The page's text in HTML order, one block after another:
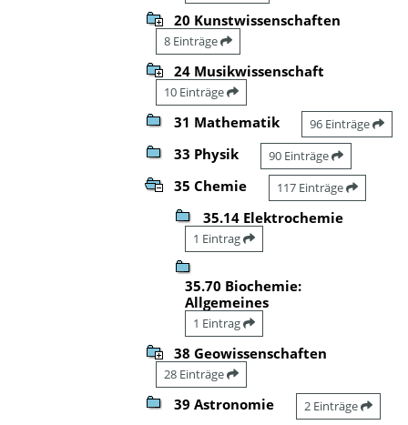
20 Kunstwissenschaften
8 Einträge
24 Musikwissenschaft
10 Einträge
31 Mathematik 96 Einträge
33 Physik 90 Einträge
35 Chemie 117 Einträge
35.14 Elektrochemie
1 Eintrag
35.70 Biochemie:
Allgemeines
1 Eintrag
38 Geowissenschaften
28 Einträge
39 Astronomie 2 Einträge